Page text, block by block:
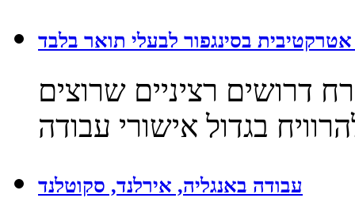
בסינגפור לבעלי תואר בלבד
דרושים רציניים שרוצים
בגדול אישורי עבודה
עבודה באנגליה, אירלנד, סקוטלנד